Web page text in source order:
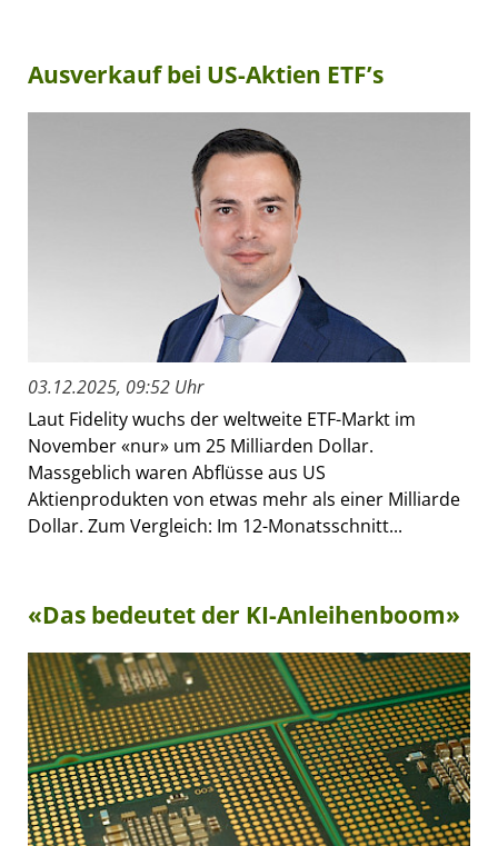
Ausverkauf bei US-Aktien ETF’s
03.12.2025, 09:52 Uhr
Laut Fidelity wuchs der weltweite ETF-Markt im
November «nur» um 25 Milliarden Dollar.
Massgeblich waren Abflüsse aus US
Aktienprodukten von etwas mehr als einer Milliarde
Dollar. Zum Vergleich: Im 12-Monatsschnitt...
«Das bedeutet der KI-Anleihenboom»